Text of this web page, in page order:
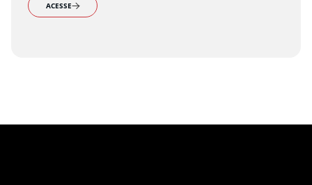
ACESSE